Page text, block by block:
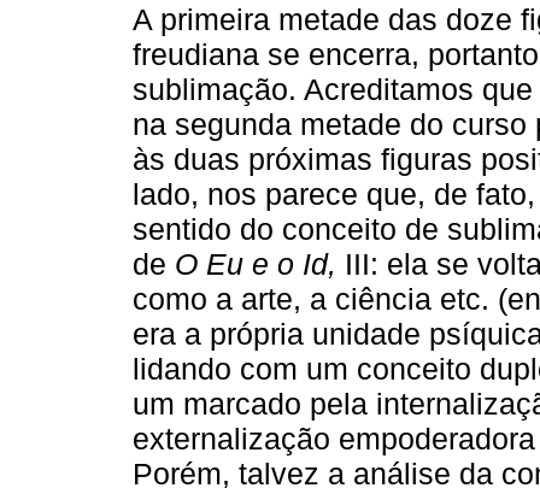
A primeira metade das doze
freudiana se encerra,
sublimação. Acreditamos
na segunda metade do
às duas próximas figuras
lado, nos parece que, de
sentido do conceito de
de O Eu e o Id, III: ela se
como a arte, a ciência etc.
era a própria unidade
lidando com um conceito
um marcado pela
externalização
Porém, talvez a análise da